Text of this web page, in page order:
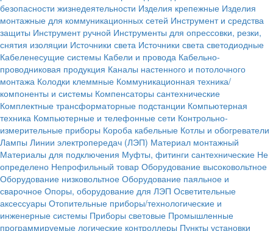
безопасности жизнедеятельности Изделия крепежные Изделия
монтажные для коммуникационных сетей Инструмент и средства
защиты Инструмент ручной Инструменты для опрессовки, резки,
снятия изоляции Источники света Источники света светодиодные
Кабеленесущие системы Кабели и провода Кабельно-
проводниковая продукция Каналы настенного и потолочного
монтажа Колодки клеммные Коммуникационная техника/
компоненты и системы Компенсаторы сантехнические
Комплектные трансформаторные подстанции Компьютерная
техника Компьютерные и телефонные сети Контрольно-
измерительные приборы Короба кабельные Котлы и обогреватели
Лампы Линии электропередач (ЛЭП) Материал монтажный
Материалы для подключения Муфты, фитинги сантехнические Не
определено Непрофильный товар Оборудование высоковольтное
Оборудование низковольтное Оборудование паяльное и
сварочное Опоры, оборудование для ЛЭП Осветительные
аксессуары Отопительные приборы/технологические и
инженерные системы Приборы световые Промышленные
программируемые логические контроллеры Пункты установки